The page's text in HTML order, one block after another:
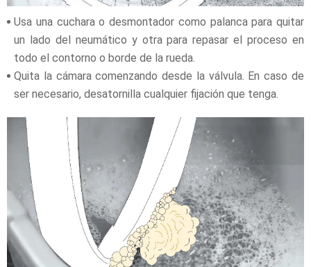
Usa una cuchara o desmontador como palanca para quitar
un lado del neumático y otra para repasar el proceso en
todo el contorno o borde de la rueda.
Quita la cámara comenzando desde la válvula. En caso de
ser necesario, desatornilla cualquier fijación que tenga.